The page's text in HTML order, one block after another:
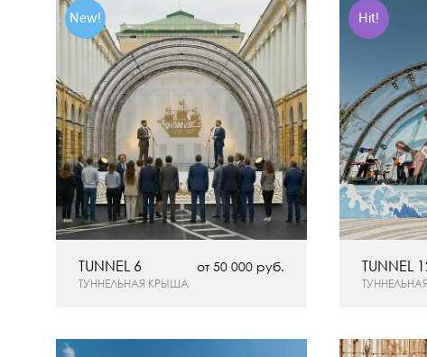
New!
от 50 000 руб.
ТУННЕЛЬНАЯ КРЫША
TUNNEL 6
Hit!
TUNNEL